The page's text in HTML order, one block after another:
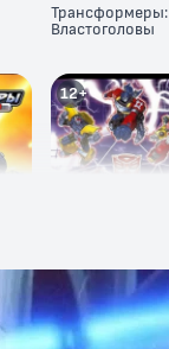
Трансформеры:
Властоголовы
12+
Трансформеры:
Энергон